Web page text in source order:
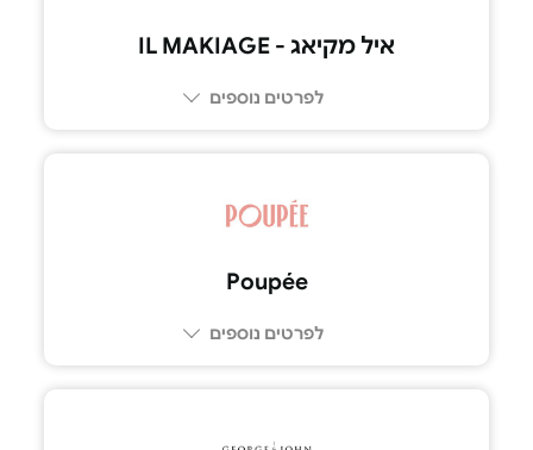
איל מקיאג - IL MAKIAGE
לפרטים נוספים
Poupée
לפרטים נוספים